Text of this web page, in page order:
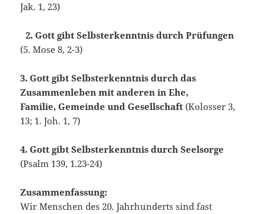
Jak. 1, 23)
2. Gott gibt Selbsterkenntnis durch Prüfungen
(5. Mose 8, 2-3)
3. Gott gibt Selbsterkenntnis durch das
Zusammenleben mit anderen in Ehe,
Familie, Gemeinde und Gesellschaft (Kolosser 3,
13; 1. Joh. 1, 7)
4. Gott gibt Selbsterkenntnis durch Seelsorge
(Psalm 139, 1.23-24)
Zusammenfassung:
Wir Menschen des 20. Jahrhunderts sind fast